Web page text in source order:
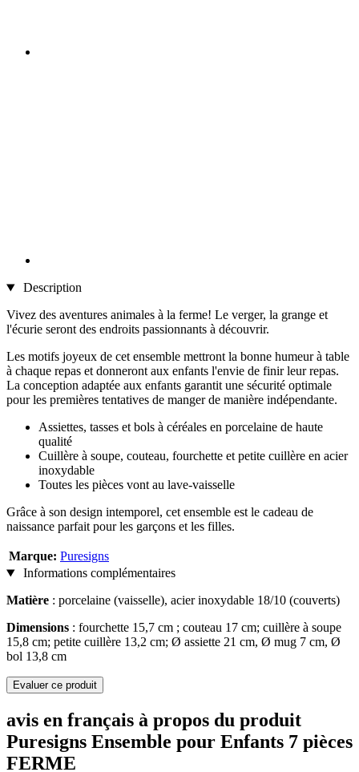
Description
Vivez des aventures animales à la ferme! Le verger, la grange et
l'écurie seront des endroits passionnants à découvrir.
Les motifs joyeux de cet ensemble mettront la bonne humeur à table
à chaque repas et donneront aux enfants l'envie de finir leur repas.
La conception adaptée aux enfants garantit une sécurité optimale
pour les premières tentatives de manger de manière indépendante.
Assiettes, tasses et bols à céréales en porcelaine de haute
qualité
Cuillère à soupe, couteau, fourchette et petite cuillère en acier
inoxydable
Toutes les pièces vont au lave-vaisselle
Grâce à son design intemporel, cet ensemble est le cadeau de
naissance parfait pour les garçons et les filles.
Marque: Puresigns
Informations complémentaires
Matière : porcelaine (vaisselle), acier inoxydable 18/10 (couverts)
Dimensions : fourchette 15,7 cm ; couteau 17 cm; cuillère à soupe
15,8 cm; petite cuillère 13,2 cm; Ø assiette 21 cm, Ø mug 7 cm, Ø
bol 13,8 cm
Evaluer ce produit
avis en français à propos du produit
Puresigns Ensemble pour Enfants 7 pièces
FERME